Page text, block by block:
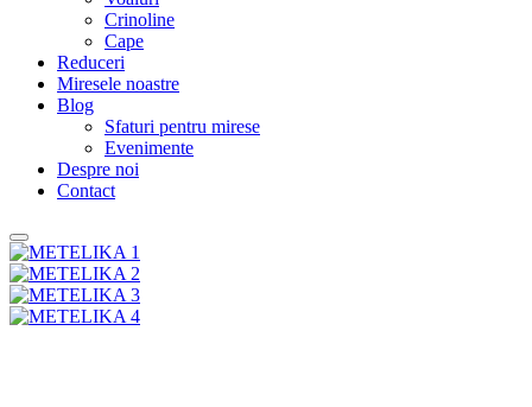
Crinoline
Cape
Reduceri
Miresele noastre
Blog
Sfaturi pentru mirese
Evenimente
Despre noi
Contact